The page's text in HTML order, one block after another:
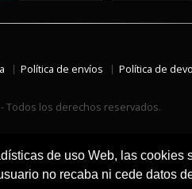
de uso Web, las cookies
no recaba ni cede datos
Política de envíos Política de
Todos los derechos reservados.